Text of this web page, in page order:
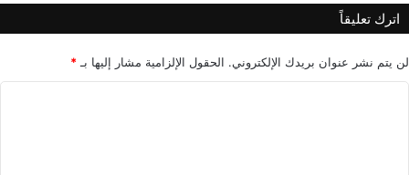
اترك تعليقاً
لن يتم نشر عنوان بريدك الإلكتروني. الحقول الإلزامية مشار إليها بـ *